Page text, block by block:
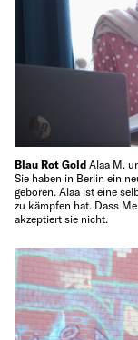
Blau Rot Gold Alaa M.
Sie haben in Berlin ein
geboren. Alaa ist eine
zu kämpfen hat. Dass
akzeptiert sie nicht.